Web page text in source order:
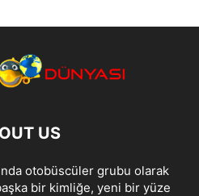
US
otobüscüler grubu olarak
bir kimliğe, yeni bir yüze